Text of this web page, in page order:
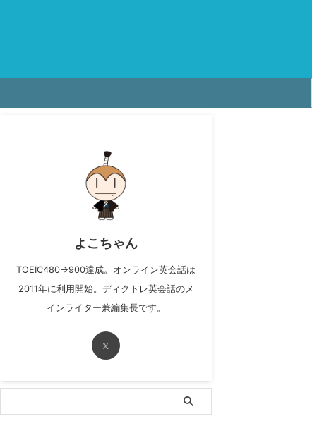
よこちゃん
TOEIC480→900達成。オンライン英会話は
2011年に利用開始。ディクトレ英会話のメ
インライター兼編集長です。